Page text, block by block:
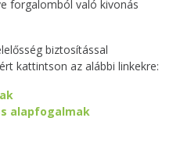
forgalomból való kivonás
biztosítással
kattintson az alábbi linkekre:
alapfogalmak